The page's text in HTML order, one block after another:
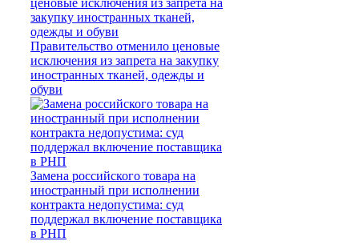
Правительство отменило ценовые
исключения из запрета на закупку
иностранных тканей, одежды и
обуви
Замена российского товара на
иностранный при исполнении
контракта недопустима: суд
поддержал включение поставщика
в РНП